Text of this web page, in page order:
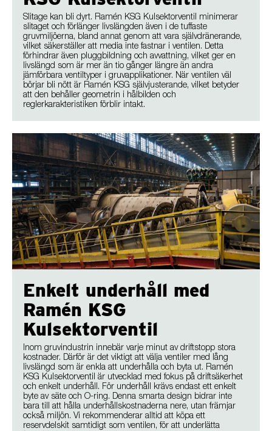
Slitage kan bli dyrt. Ramén KSG Kulsektorventil minimerar
slitaget och förlänger livslängden även i de tuffaste
gruvmiljöerna, bland annat genom att vara självdränerande,
vilket säkerställer att media inte fastnar i ventilen. Detta
förhindrar även pluggbildning och avvattning, vilket ger en
livslängd som är mer än tio gånger längre än andra
jämförbara ventiltyper i gruvapplikationer. När ventilen väl
börjar bli nött är Ramén KSG självjusterande, vilket betyder
att den behåller geometrin i hålbilden och
reglerkarakteristiken förblir intakt.
Enkelt underhåll med
Ramén KSG
Kulsektorventil
Inom gruvindustrin innebär varje minut av driftstopp stora
kostnader. Därför är det viktigt att välja ventiler med lång
livslängd som är enkla att underhålla och byta ut. Ramén
KSG Kulsektorventil är utvecklad med fokus på driftsäkerhet
och enkelt underhåll. För underhåll krävs endast ett enkelt
byte av säte och O-ring. Denna smarta design bidrar inte
bara till att hålla underhållskostnaderna nere, utan främjar
också miljön. Vi rekommenderar alltid att köpa ett
reservdelskit samtidigt som ventilen, för att underlätta